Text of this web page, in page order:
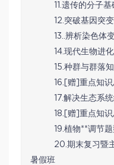
11.遗传的分子
12.突破基因突
13..辨析染色体
14.现代生物进
15.种群与群落
16.[赠]重点知
17.解决生态系
18.[赠]重点知
19.植物**调节
20.期末复习暨
暑假班